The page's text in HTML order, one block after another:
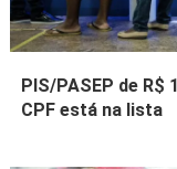
PIS/PASEP de R$
CPF está na lista